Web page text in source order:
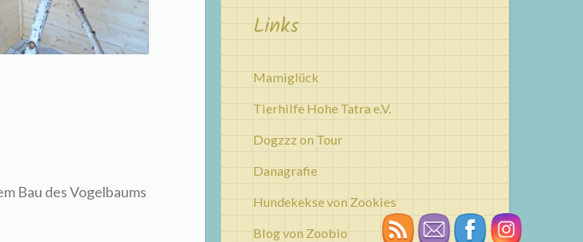
Bau des Vogelbaums
Links
Mamiglück
Tierhilfe Hohe Tatra e.V.
Dogzzz on Tour
Danagrafie
Hundekekse von Zookies
Blog von Zoobio